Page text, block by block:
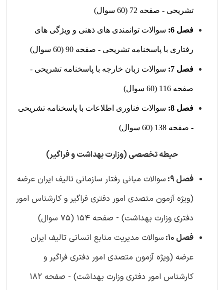
تشریحی - صفحه 72 (60 سوال)
فصل 6: سوالات توانمندی های ذهنی و ویژگی های
رفتاری با پاسخنامه تشریحی - صفحه 90 (60 سوال)
فصل 7: سوالات زبان خارجه با پاسخنامه تشریحی -
صفحه 116 (60 سوال)
فصل 8: سوالات فناوری اطلاعات با پاسخنامه تشریحی
- صفحه 138 (60 سوال)
حیطه تخصصی (وزارت بهداشت و فراگیر)
فصل 9:
سوالات مبانی رفتار سازمانی تالیف ایران عرضه
(ویژه آزمون متصدی امور دفتری فراگیر و کارشناس امور
دفتری وزارت بهداشت) - صفحه 154 (75 سوال)
فصل 10:
سوالات مدیریت منابع انسانی تالیف ایران
عرضه (ویژه آزمون متصدی امور دفتری فراگیر و
کارشناس امور دفتری وزارت بهداشت) - صفحه 182